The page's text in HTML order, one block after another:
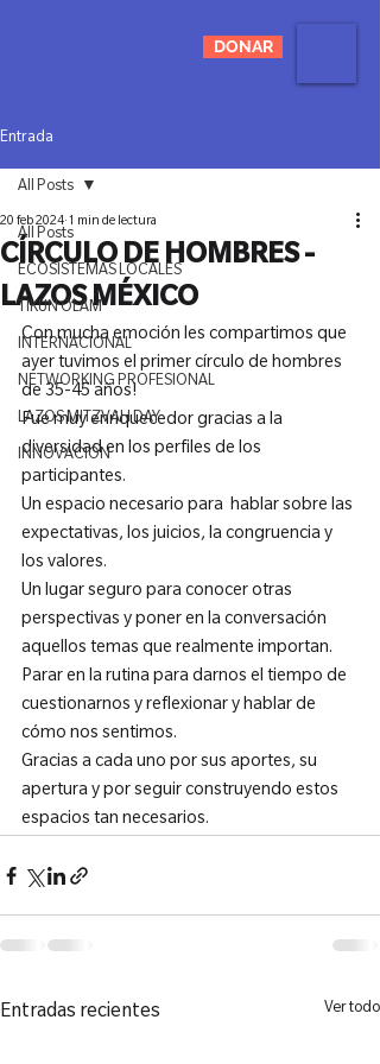
DONAR
Entrada
All Posts
ECOSISTEMAS LOCALES
TIKUN OLAM
INTERNACIONAL
NETWORKING PROFESIONAL
LAZOS MITZVAH DAY
INNOVACIÓN
All Posts
CÍRCULO DE HOMBRES -
LAZOS MÉXICO
20 feb 2024 1 min de lectura
Con mucha emoción les compartimos que
ayer tuvimos el primer círculo de hombres
de 35-45 años!
Fue muy enriquecedor gracias a la
diversidad en los perfiles de los
participantes.
Un espacio necesario para  hablar sobre las
expectativas, los juicios, la congruencia y
los valores.
Un lugar seguro para conocer otras
perspectivas y poner en la conversación
aquellos temas que realmente importan.
Parar en la rutina para darnos el tiempo de
cuestionarnos y reflexionar y hablar de
cómo nos sentimos.
Gracias a cada uno por sus aportes, su
apertura y por seguir construyendo estos
espacios tan necesarios.
Entradas recientes Ver todo